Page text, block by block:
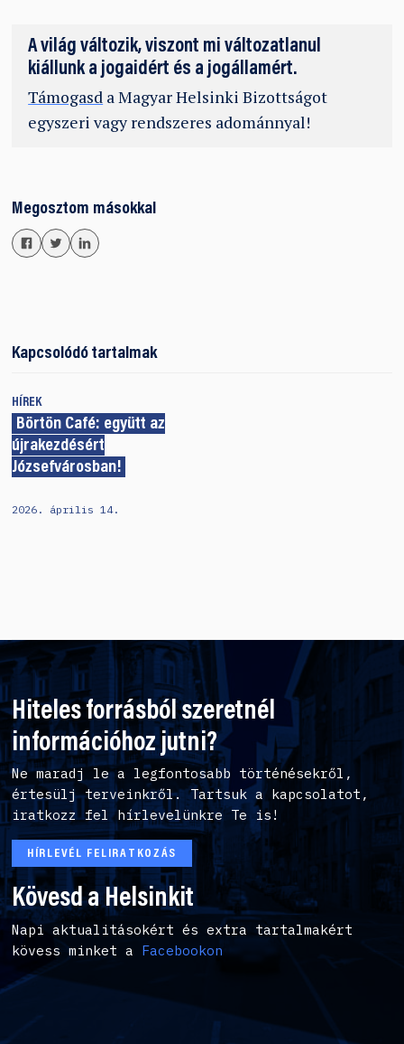
A világ változik, viszont mi változatlanul
kiállunk a jogaidért és a jogállamért.
Támogasd a Magyar Helsinki Bizottságot
egyszeri vagy rendszeres adománnyal!
Megosztom másokkal
Kapcsolódó tartalmak
HÍREK
Börtön Café: együtt az
újrakezdésért
Józsefvárosban!
2026. április 14.
Hiteles forrásból szeretnél
információhoz jutni?
Ne maradj le a legfontosabb történésekről,
értesülj terveinkről. Tartsuk a kapcsolatot,
iratkozz fel hírlevelünkre Te is!
HÍRLEVÉL FELIRATKOZÁS
Kövesd a Helsinkit
Napi aktualitásokért és extra tartalmakért
kövess minket a Facebookon